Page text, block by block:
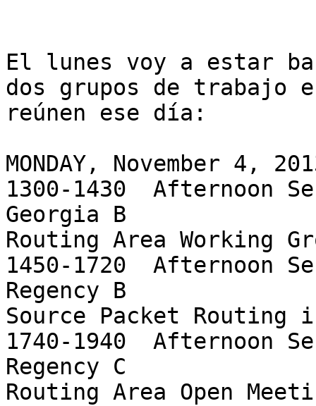
El lunes voy a estar
dos grupos de trabajo
reúnen ese día:
MONDAY, November 4,
1300-1430  Afternoon
Georgia B
Routing Area Working
1450-1720  Afternoon
Regency B
Source Packet Routing
1740-1940  Afternoon
Regency C
Routing Area Open